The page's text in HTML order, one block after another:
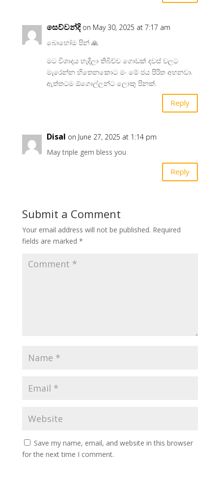
සෙව්වන්දි on May 30, 2025 at 7:17 am
බොහෝම පින් 🙏
මට විශාදය හැදිලා තිබිච්ච ගොඩක් දවස් වලට
මැරෙන්න හිතෙනකොට මං මේ ජය පිරිත අහනවා.
ඇත්තටම ඕගොල්ලන්ට ලොකු පිනක්.
Reply
Disal on June 27, 2025 at 1:14 pm
May triple gem bless you
Reply
Submit a Comment
Your email address will not be published. Required
fields are marked *
Save my name, email, and website in this browser
for the next time I comment.